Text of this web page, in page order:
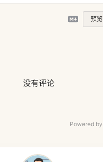
预览
没有评论
Powered by